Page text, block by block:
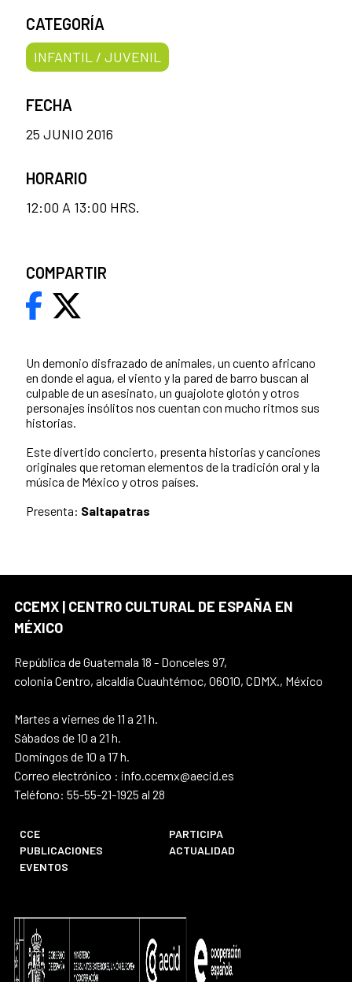
Un demonio disfrazado de animales, un cuento africano
en donde el agua, el viento y la pared de barro buscan al
culpable de un asesinato, un guajolote glotón y otros
personajes insólitos nos cuentan con mucho ritmos sus
historias.
Este divertido concierto, presenta historias y canciones
originales que retoman elementos de la tradición oral y la
música de México y otros países.
Presenta: Saltapatras
CATEGORÍA
INFANTIL / JUVENIL
FECHA
25 JUNIO 2016
HORARIO
12:00 A 13:00 HRS.
COMPARTIR
CCEMX | CENTRO CULTURAL DE ESPAÑA EN
MÉXICO
República de Guatemala 18 - Donceles 97,
colonia Centro, alcaldía Cuauhtémoc, 06010, CDMX., México
Martes a viernes de 11 a 21 h.
Sábados de 10 a 21 h.
Domingos de 10 a 17 h.
Correo electrónico : info.ccemx@aecid.es
Teléfono: 55-55-21-1925 al 28
CCE
PARTICIPA
PUBLICACIONES
ACTUALIDAD
EVENTOS